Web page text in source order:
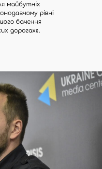
майбутніх
рівні
бачення
дорогах».